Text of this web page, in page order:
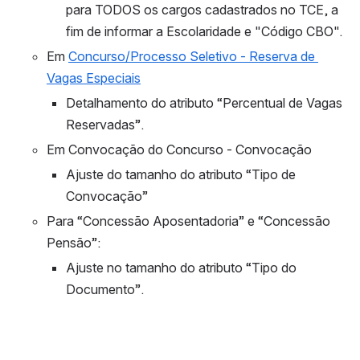
para TODOS os cargos cadastrados no TCE, a
fim de informar a Escolaridade e "Código CBO".
Em Concurso/Processo Seletivo - Reserva de
Vagas Especiais
Detalhamento do atributo “Percentual de Vagas
Reservadas”.
Em Convocação do Concurso - Convocação
Ajuste do tamanho do atributo “Tipo de
Convocação”
Para “Concessão Aposentadoria” e “Concessão
Pensão”:
Ajuste no tamanho do atributo “Tipo do
Documento”.